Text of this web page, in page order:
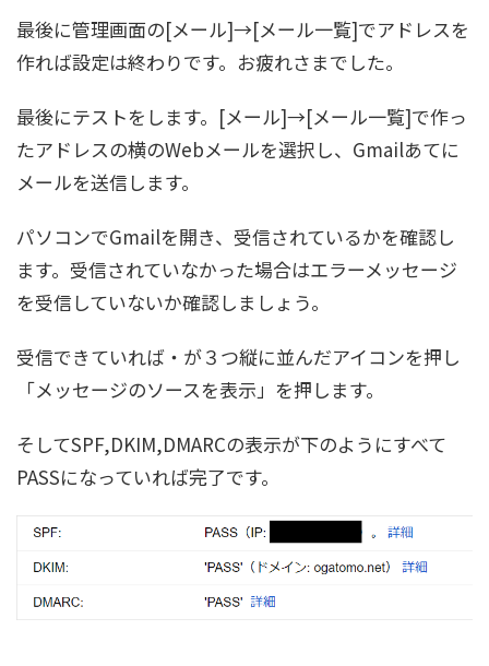
最後に管理画面の[メール]→[メール一覧]でアドレスを
作れば設定は終わりです。お疲れさまでした。
最後にテストをします。[メール]→[メール一覧]で作っ
たアドレスの横のWebメールを選択し、Gmailあてに
メールを送信します。
パソコンでGmailを開き、受信されているかを確認し
ます。受信されていなかった場合はエラーメッセージ
を受信していないか確認しましょう。
受信できていれば・が３つ縦に並んだアイコンを押し
「メッセージのソースを表示」を押します。
そしてSPF,DKIM,DMARCの表示が下のようにすべて
PASSになっていれば完了です。